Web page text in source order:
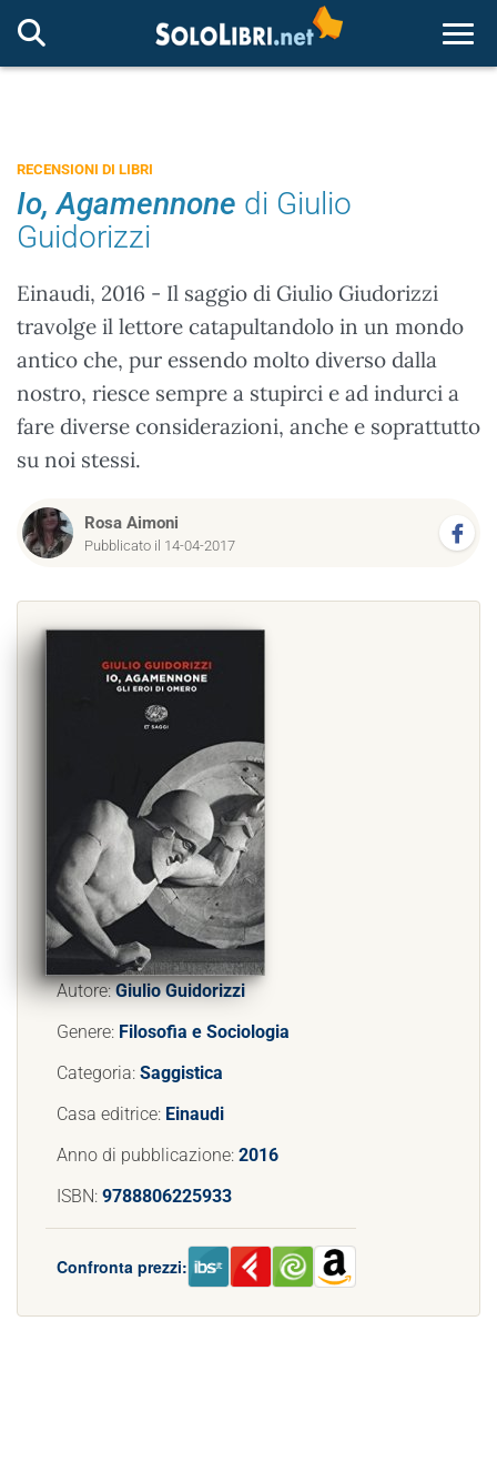
RECENSIONI DI LIBRI
Io, Agamennone di Giulio
Guidorizzi
Einaudi, 2016 - Il saggio di Giulio Giudorizzi
travolge il lettore catapultandolo in un mondo
antico che, pur essendo molto diverso dalla
nostro, riesce sempre a stupirci e ad indurci a
fare diverse considerazioni, anche e soprattutto
su noi stessi.
Rosa Aimoni
Pubblicato il 14-04-2017
Autore:Giulio Guidorizzi
Genere: Filosofia e Sociologia
Categoria: Saggistica
Casa editrice: Einaudi
Anno di pubblicazione: 2016
ISBN: 9788806225933
Confronta prezzi: